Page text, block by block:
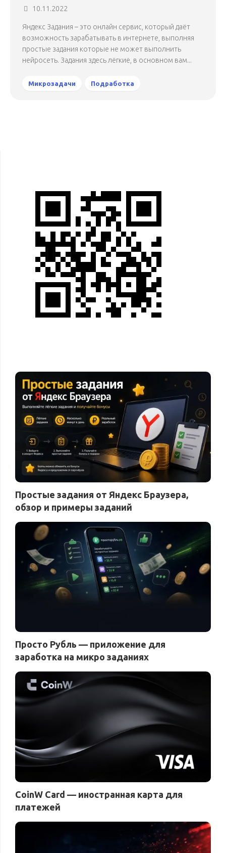
10.11.2022
Яндекс Задания – это онлайн сервис, который даёт
возможность зарабатывать в интернете, выполняя
простые задания которые не может выполнить
нейросеть. Задания здесь лёгкие, в основном вам...
Микрозадачи Подработка
Простые задания от Яндекс Браузера,
обзор и примеры заданий
Просто Рубль — приложение для
заработка на микро заданиях
CoinW Card — иностранная карта для
платежей